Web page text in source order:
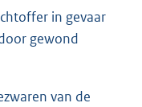
in gevaar
gewond
van de